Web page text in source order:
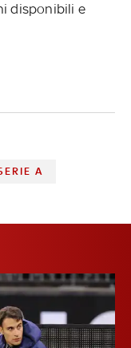
disponibili e
A